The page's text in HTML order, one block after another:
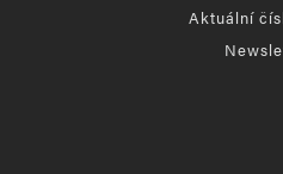
Aktuální